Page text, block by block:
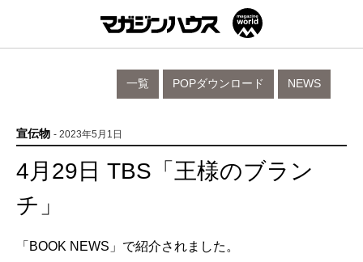
NEWS
POPダウンロード
一覧
宣伝物 - 2023年5月1日
4月29日 TBS「王様のブラン
チ」
「BOOK NEWS」で紹介されました。